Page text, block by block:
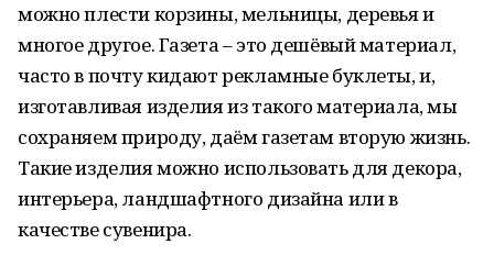
можно плести корзины, мельницы, деревья и
многое другое. Газета – это дешёвый материал,
часто в почту кидают рекламные буклеты, и,
изготавливая изделия из такого материала, мы
сохраняем природу, даём газетам вторую жизнь.
Такие изделия можно использовать для декора,
интерьера, ландшафтного дизайна или в
качестве сувенира.